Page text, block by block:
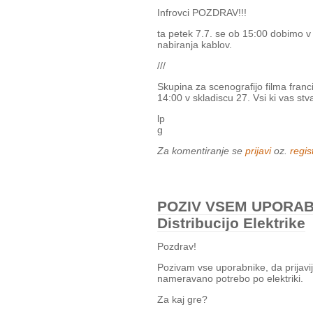
Infrovci POZDRAV!!!
ta petek 7.7. se ob 15:00 dobimo
nabiranja kablov.
///
Skupina za scenografijo filma
14:00 v skladiscu 27. Vsi ki vas
lp
g
Za komentiranje se prijavioz.
POZIV VSEM
Distribucijo Elektrike
Pozdrav!
Pozivam vse uporabnike, da
nameravano potrebo po elektriki.
Za kaj gre?